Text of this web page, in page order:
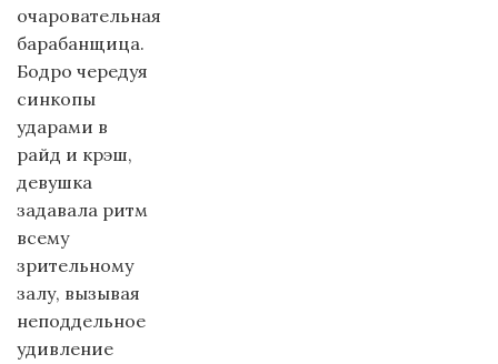
очаровательная
барабанщица.
Бодро чередуя
синкопы
ударами в
райд и крэш,
девушка
задавала ритм
всему
зрительному
залу, вызывая
неподдельное
удивление